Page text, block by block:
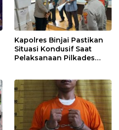
Kapolres Binjai Pastikan
Situasi Kondusif Saat
Pelaksanaan Pilkades